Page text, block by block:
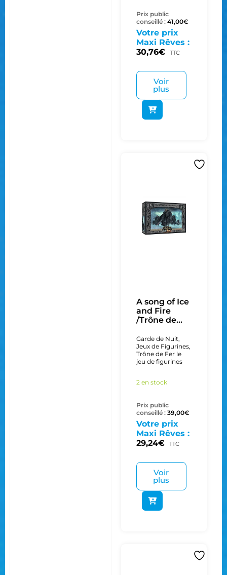
Prix public
conseillé : 41,00€
Votre prix
Maxi Rêves :
30,76€ TTC
Voir
plus
A song of Ice
and Fire
/Trône de...
Garde de Nuit,
Jeux de Figurines,
Trône de Fer le
jeu de figurines
2 en stock
Prix public
conseillé : 39,00€
Votre prix
Maxi Rêves :
29,24€ TTC
Voir
plus